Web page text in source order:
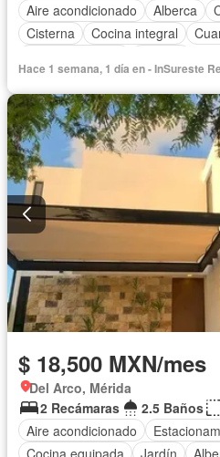
Aire acondicionado
Alberca
Cisterna
Cocina integral
Hace 1 semana, 1 día en - InSureste
$ 18,500 MXN/mes
Del Arco, Mérida
2 Recámaras
2.5 Baños
Aire acondicionado
Cocina equipada
Jardín